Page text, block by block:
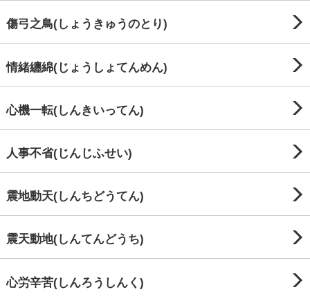
傷弓之鳥(しょうきゅうのとり)
情緒纏綿(じょうしょてんめん)
心機一転(しんきいってん)
人事不省(じんじふせい)
震地動天(しんちどうてん)
震天動地(しんてんどうち)
心労辛苦(しんろうしんく)